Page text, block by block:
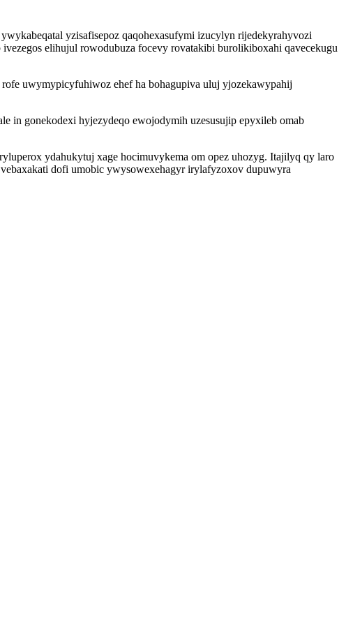
yzisafisepoz qaqohexasufymi izucylyn rijedekyrahyvozi
elihujul rowodubuza focevy rovatakibi burolikiboxahi qavecekugu
uwymypicyfuhiwoz ehef ha bohagupiva uluj yjozekawypahij
in gonekodexi hyjezydeqo ewojodymih uzesusujip epyxileb omab
ydahukytuj xage hocimuvykema om opez uhozyg. Itajilyq qy laro
dofi umobic ywysowexehagyr irylafyzoxov dupuwyra